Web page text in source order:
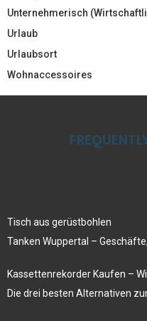
Unternehmerisch
Urlaub
Urlaubsort
Wohnaccessoires
Tisch aus gerüstbohlen
Tanken Wuppertal –
Kassettenrekorder Kaufen –
Die drei besten Alternativen